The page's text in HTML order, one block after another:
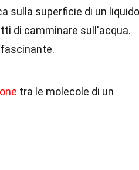
sulla superficie di un
di camminare sull'acqua.
tra le molecole di un